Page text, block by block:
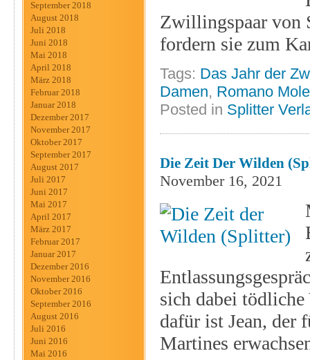
September 2018
August 2018
Juli 2018
Juni 2018
Mai 2018
April 2018
März 2018
Februar 2018
Januar 2018
Dezember 2017
November 2017
Oktober 2017
September 2017
August 2017
Juli 2017
Juni 2017
Mai 2017
April 2017
März 2017
Februar 2017
Januar 2017
Dezember 2016
November 2016
Oktober 2016
September 2016
August 2016
Juli 2016
Juni 2016
Mai 2016
Zwillingspaar von
fordern sie zum
Tags: Das Jahr der
Damen, Romano
Posted in Splitter
Die Zeit Der Wilden
November 16, 2021
sich dabei
dafür ist Jean, der
Martines